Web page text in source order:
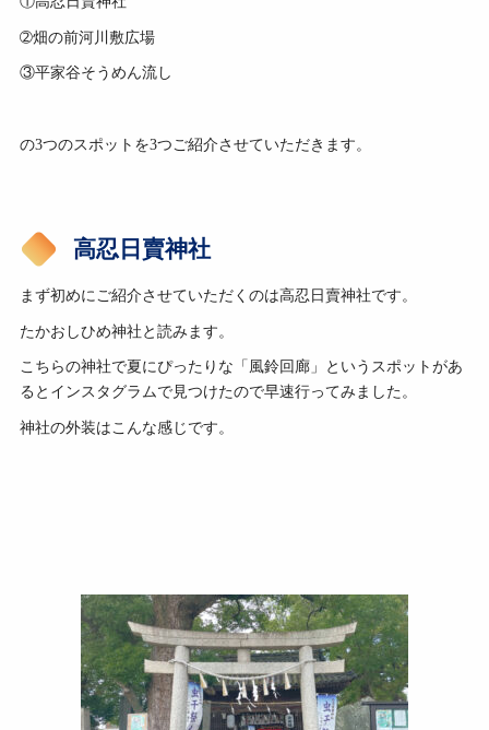
➁畑の前河川敷広場
③平家谷そうめん流し
の3つのスポットを3つご紹介させていただきます。
高忍日賣神社
まず初めにご紹介させていただくのは高忍日賣神社です。
たかおしひめ神社と読みます。
こちらの神社で夏にぴったりな「風鈴回廊」というスポットがあ
るとインスタグラムで見つけたので早速行ってみました。
神社の外装はこんな感じです。